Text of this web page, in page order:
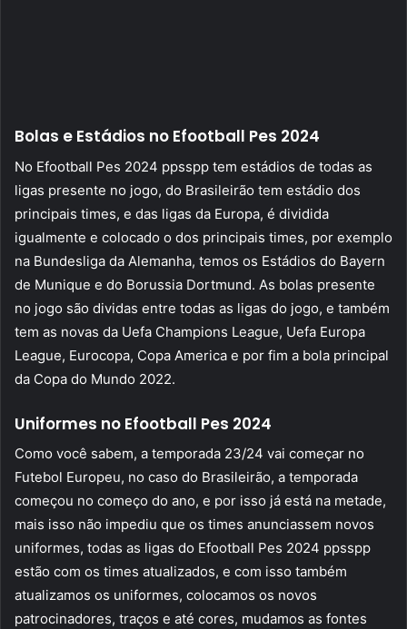
Bolas e Estádios no Efootball Pes 2024
No Efootball Pes 2024 ppsspp tem estádios de todas as
ligas presente no jogo, do Brasileirão tem estádio dos
principais times, e das ligas da Europa, é dividida
igualmente e colocado o dos principais times, por exemplo
na Bundesliga da Alemanha, temos os Estádios do Bayern
de Munique e do Borussia Dortmund. As bolas presente
no jogo são dividas entre todas as ligas do jogo, e também
tem as novas da Uefa Champions League, Uefa Europa
League, Eurocopa, Copa America e por fim a bola principal
da Copa do Mundo 2022.
Uniformes no Efootball Pes 2024
Como você sabem, a temporada 23/24 vai começar no
Futebol Europeu, no caso do Brasileirão, a temporada
começou no começo do ano, e por isso já está na metade,
mais isso não impediu que os times anunciassem novos
uniformes, todas as ligas do Efootball Pes 2024 ppsspp
estão com os times atualizados, e com isso também
atualizamos os uniformes, colocamos os novos
patrocinadores, traços e até cores, mudamos as fontes